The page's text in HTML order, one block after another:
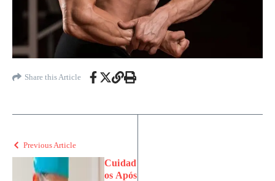
Share this Article
Previous Article
Cuidad
os Após